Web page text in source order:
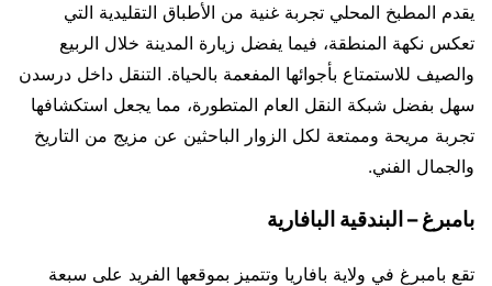
يقدم المطبخ المحلي تجربة غنية من الأطباق التقليدية التي
تعكس نكهة المنطقة، فيما يفضل زيارة المدينة خلال الربيع
والصيف للاستمتاع بأجوائها المفعمة بالحياة. التنقل داخل درسدن
سهل بفضل شبكة النقل العام المتطورة، مما يجعل استكشافها
تجربة مريحة وممتعة لكل الزوار الباحثين عن مزيج من التاريخ
والجمال الفني.
بامبرغ – البندقية البافارية
تقع بامبرغ في ولاية بافاريا وتتميز بموقعها الفريد على سبعة